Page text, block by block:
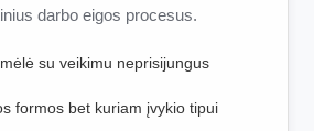
darbo eigos procesus.
su veikimu neprisijungus
formos bet kuriam įvykio tipui